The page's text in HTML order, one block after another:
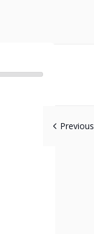
Previous